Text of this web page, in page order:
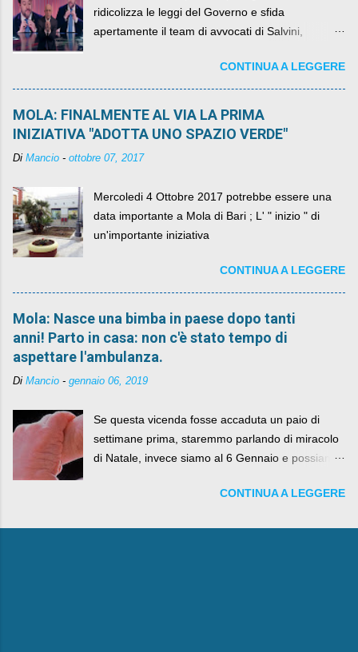
ridicolizza le leggi del Governo e sfida
apertamente il team di avvocati di Salvini,
CONTINUA A LEGGERE
MOLA: FINALMENTE AL VIA LA PRIMA
INIZIATIVA "ADOTTA UNO SPAZIO VERDE"
Di Mancio - ottobre 07, 2017
Mercoledi 4 Ottobre 2017 potrebbe essere una
data importante a Mola di Bari ; L' " inizio " di
un'importante iniziativa
CONTINUA A LEGGERE
Mola: Nasce una bimba in paese dopo tanti
anni! Parto in casa: non c'è stato tempo di
aspettare l'ambulanza.
Di Mancio - gennaio 06, 2019
Se questa vicenda fosse accaduta un paio di
settimane prima, staremmo parlando di miracolo
di Natale, invece siamo al 6 Gennaio e possiamo
e la Befana, visto il lieto epilogo della vicenda.
CONTINUA A LEGGERE